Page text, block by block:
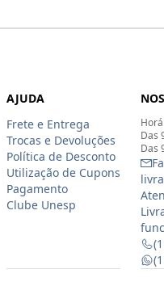
AJUDA
Frete e Entrega
Trocas e Devoluções
Política de Desconto
Utilização de Cupons
Pagamento
Clube Unesp
Das
Das